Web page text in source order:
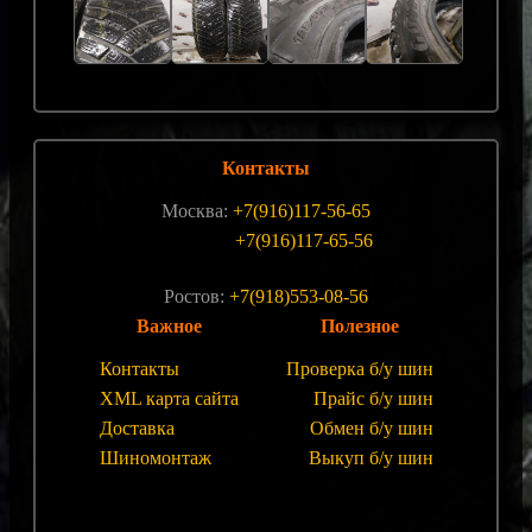
Контакты
Москва: +7(916)117-56-65
+7(916)117-65-56
Ростов: +7(918)553-08-56
Важное
Контакты
XML карта сайта
Доставка
Шиномонтаж
Полезное
Проверка б/у шин
Прайс б/у шин
Обмен б/у шин
Выкуп б/у шин